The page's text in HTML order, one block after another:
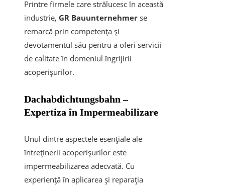
Printre firmele care strălucesc în această
industrie, GR Bauunternehmer se
remarcă prin competența și
devotamentul său pentru a oferi servicii
de calitate în domeniul îngrijirii
acoperișurilor.
Dachabdichtungsbahn –
Expertiza în Impermeabilizare
Unul dintre aspectele esențiale ale
întreținerii acoperișurilor este
impermeabilizarea adecvată. Cu
experiență în aplicarea și reparația